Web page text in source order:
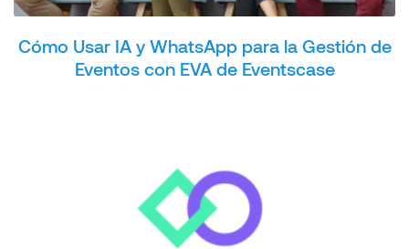
Cómo Usar IA y WhatsApp para la Gestión de
Eventos con EVA de Eventscase